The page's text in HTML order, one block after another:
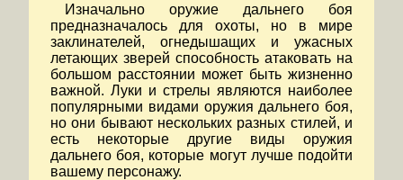
Изначально оружие дальнего боя
предназначалось для охоты, но в мире
заклинателей, огнедышащих и ужасных
летающих зверей способность атаковать на
большом расстоянии может быть жизненно
важной. Луки и стрелы являются наиболее
популярными видами оружия дальнего боя,
но они бывают нескольких разных стилей, и
есть некоторые другие виды оружия
дальнего боя, которые могут лучше подойти
вашему персонажу.